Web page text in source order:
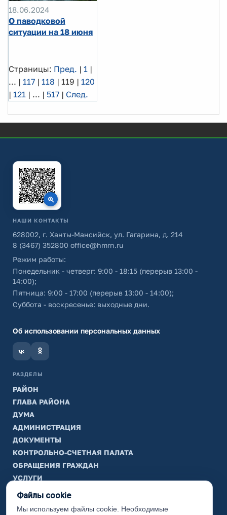
18.06.2024
О паводковой
ситуации на 18 июня
Страницы: Пред. | 1 |
... | 117 | 118 | 119 | 120
| 121 | ... | 517 | След.
НАШИ КОНТАКТЫ
628002, г. Ханты-Мансийск, ул. Гагарина, д. 214
8 (3467) 352800 office@hmrn.ru
Режим работы:
Понедельник - четверг: 9:00 - 18:15 (перерыв 13:00 -
14:00);
Пятница: 9:00 - 17:00 (перерыв 13:00 - 14:00);
Суббота - воскресенье: выходные дни.
Об использовании персональных данных
РАЗДЕЛЫ
РАЙОН
ГЛАВА РАЙОНА
ДУМА
АДМИНИСТРАЦИЯ
ДОКУМЕНТЫ
КОНТРОЛЬНО-СЧЕТНАЯ ПАЛАТА
ОБРАЩЕНИЯ ГРАЖДАН
УСЛУГИ
ТИК
ИНФОРМАЦИЯ
Файлы cookie
Мы используем файлы cookie. Необходимые